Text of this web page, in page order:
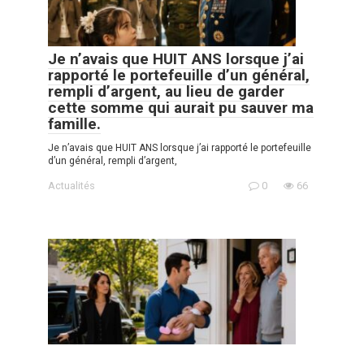
Je n’avais que HUIT ANS lorsque j’ai
rapporté le portefeuille d’un général,
rempli d’argent, au lieu de garder
cette somme qui aurait pu sauver ma
famille.
Je n’avais que HUIT ANS lorsque j’ai rapporté le portefeuille
d’un général, rempli d’argent,
Actualités 0 66